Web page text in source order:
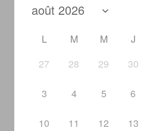
L M M J
27
28 29 30
3 4 5 6
10 11 12 13